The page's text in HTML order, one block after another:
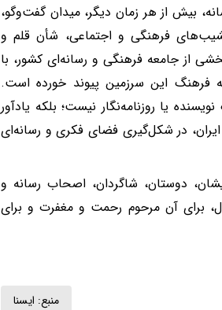
بیش از هر زمان دیگر، میدان گفت‌وگو،
فرهنگی و اجتماعی، شأن قلم و
از جامعه فرهنگی و رسانه‌ای کشور، با
فرهنگ این سرزمین پیوند خورده است.
یا روزنامه‌نگار نیست؛ بلکه یادآور
در شکل‌گیری فضای فکری و رسانه‌ای
دوستان، شاگردان، اصحاب رسانه و
برای آن مرحوم رحمت و مغفرت و برای
منبع: ايسنا